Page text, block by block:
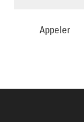
Appeler